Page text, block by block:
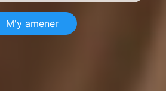
M'y amener